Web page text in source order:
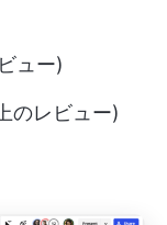
ュー)
のレビュー)